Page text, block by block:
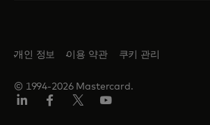
© 1994-2026 Mastercard.
개인 정보 이용 약관 쿠키 관리